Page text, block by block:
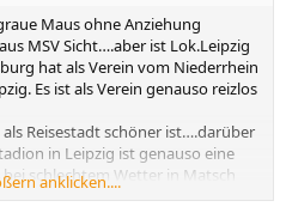
Maus ohne Anziehung
MSV Sicht….aber ist Lok.Leipzig
hat als Verein vom Niederrhein
Es ist als Verein genauso reizlos
Reisestadt schöner ist….darüber
in Leipzig ist genauso eine
schlechtem Wetter in Matsch
anklicken....